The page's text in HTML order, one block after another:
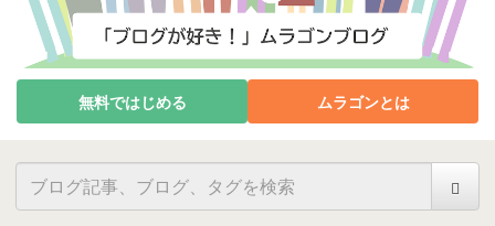
無料ではじめる ムラゴンとは